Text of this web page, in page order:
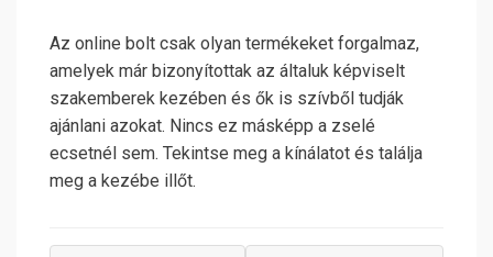
Az online bolt csak olyan termékeket forgalmaz,
amelyek már bizonyítottak az általuk képviselt
szakemberek kezében és ők is szívből tudják
ajánlani azokat. Nincs ez másképp a zselé
ecsetnél sem. Tekintse meg a kínálatot és találja
meg a kezébe illőt.